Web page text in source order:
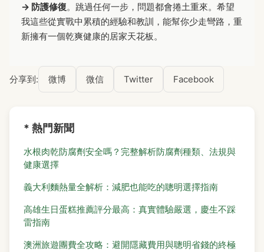
→ 防護修復。跳過任何一步，問題都會捲土重來。希望
我這些從實戰中累積的經驗和教訓，能幫你少走彎路，重
新擁有一個乾爽健康的居家天花板。
分享到: 微博 微信 Twitter Facebook
* 熱門新聞
水根肉乾防腐劑安全嗎？完整解析防腐劑種類、法規與
健康選擇
義大利麵熱量全解析：減肥也能吃的聰明選擇指南
高雄生日蛋糕推薦評分最高：真實體驗嚴選，慶生不踩
雷指南
澳洲旅遊團費全攻略：避開隱藏費用與聰明省錢的終極